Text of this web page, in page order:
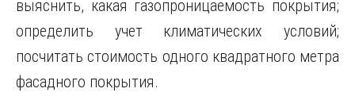
выяснить, какая газопроницаемость покрытия;
определить учет климатических условий;
посчитать стоимость одного квадратного метра
фасадного покрытия.